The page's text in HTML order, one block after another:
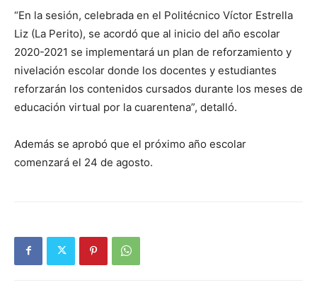
“En la sesión, celebrada en el Politécnico Víctor Estrella
Liz (La Perito), se acordó que al inicio del año escolar
2020-2021 se implementará un plan de reforzamiento y
nivelación escolar donde los docentes y estudiantes
reforzarán los contenidos cursados durante los meses de
educación virtual por la cuarentena”, detalló.
Además se aprobó que el próximo año escolar
comenzará el 24 de agosto.